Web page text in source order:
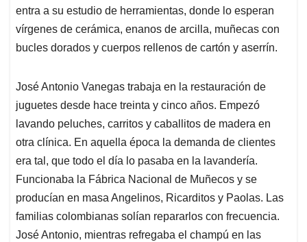
entra a su estudio de herramientas, donde lo esperan
vírgenes de cerámica, enanos de arcilla, muñecas con
bucles dorados y cuerpos rellenos de cartón y aserrín.
José Antonio Vanegas trabaja en la restauración de
juguetes desde hace treinta y cinco años. Empezó
lavando peluches, carritos y caballitos de madera en
otra clínica. En aquella época la demanda de clientes
era tal, que todo el día lo pasaba en la lavandería.
Funcionaba la Fábrica Nacional de Muñecos y se
producían en masa Angelinos, Ricarditos y Paolas. Las
familias colombianas solían repararlos con frecuencia.
José Antonio, mientras refregaba el champú en las